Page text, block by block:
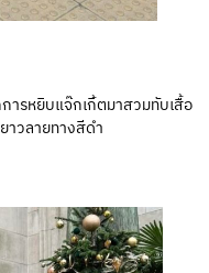
ารหยิบแจ๊กเกิ้ตมาสวมทับเสื้อ
าวลายทางสีดำ